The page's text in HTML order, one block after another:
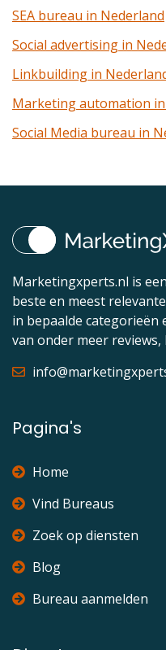
SEA bureau in Nederland
Social advertising in
Linkbuilding in
Marketing automation
Social Media bureau in
Marketingxperts.nl is
beste en meest
in bepaalde categorieën
van onder meer
Pagina's
Home
Vind Bureaus
Zoek op diensten
Blog
Bureau aanmelden